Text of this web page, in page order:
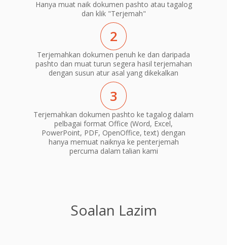
Hanya muat naik dokumen pashto atau tagalog
dan klik "Terjemah"
2
Terjemahkan dokumen penuh ke dan daripada
pashto dan muat turun segera hasil terjemahan
dengan susun atur asal yang dikekalkan
3
Terjemahkan dokumen pashto ke tagalog dalam
pelbagai format Office (Word, Excel,
PowerPoint, PDF, OpenOffice, text) dengan
hanya memuat naiknya ke penterjemah
percuma dalam talian kami
Soalan Lazim